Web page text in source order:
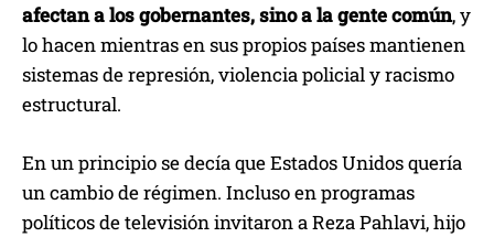
afectan a los gobernantes, sino a la gente común, y
lo hacen mientras en sus propios países mantienen
sistemas de represión, violencia policial y racismo
estructural.
En un principio se decía que Estados Unidos quería
un cambio de régimen. Incluso en programas
políticos de televisión invitaron a Reza Pahlavi, hijo